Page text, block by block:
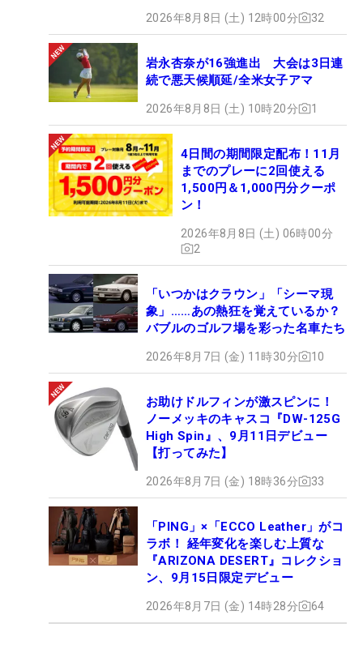
2026年8月8日 (土) 12時00分 32
岩永杏奈が16強進出 大会は3日連
続で悪天候順延/全米女子アマ
2026年8月8日 (土) 10時20分 1
4日間の期間限定配布！11月
までのプレーに2回使える
1,500円＆1,000円分クーポ
ン！
2026年8月8日 (土) 06時00分
2
「いつかはクラウン」「シーマ現
象」……あの熱狂を覚えているか？
バブルのゴルフ場を彩った名車たち
2026年8月7日 (金) 11時30分 10
お助けドルフィンが激スピンに！
ノーメッキのキャスコ『DW-125G
High Spin』、9月11日デビュー
【打ってみた】
2026年8月7日 (金) 18時36分 33
「PING」×「ECCO Leather」がコ
ラボ！ 経年変化を楽しむ上質な
『ARIZONA DESERT』コレクショ
ン、9月15日限定デビュー
2026年8月7日 (金) 14時28分 64